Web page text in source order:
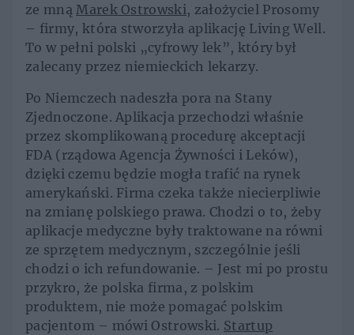
ze mnąMarek Ostrowski, założyciel Prosomy
– firmy, która stworzyła aplikację Living Well.
To w pełni polski „cyfrowy lek”, który był
zalecany przez niemieckich lekarzy.
Po Niemczech nadeszła pora na Stany
Zjednoczone. Aplikacja przechodzi właśnie
przez skomplikowaną procedurę akceptacji
FDA (rządowa Agencja Żywności i Leków),
dzięki czemu będzie mogła trafić na rynek
amerykański. Firma czeka także niecierpliwie
na zmianę polskiego prawa. Chodzi o to, żeby
aplikacje medyczne były traktowane na równi
ze sprzętem medycznym, szczególnie jeśli
chodzi o ich refundowanie. – Jest mi po prostu
przykro, że polska firma, z polskim
produktem, nie może pomagać polskim
pacjentom – mówi Ostrowski. Startup